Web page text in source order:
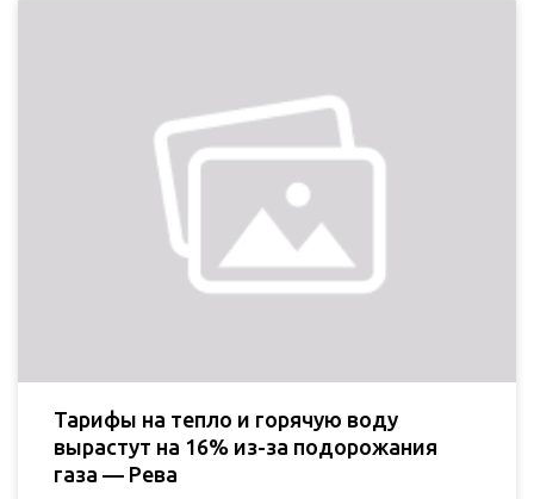
Тарифы на тепло и горячую воду
вырастут на 16% из-за подорожания
газа — Рева